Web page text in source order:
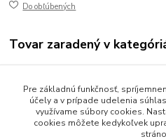
Do obľúbených
Tovar zaradený v
Gastro balenie
Misky a vaničky
Pre základnú funkčnosť,
účely a v prípade udelenia
využívame súbory cookies.
cookies môžete kedykoľvek